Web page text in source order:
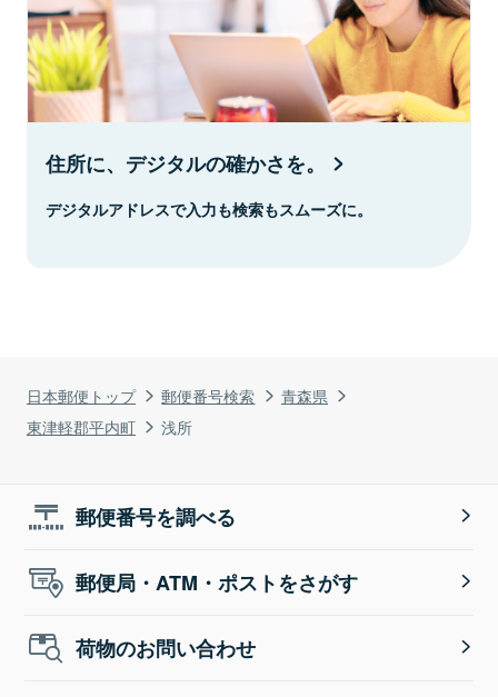
日本郵便トップ 郵便番号検索
青森県
東津軽郡平内町
浅所
住所に、デジタルの確かさを。
デジタルアドレスで入力も検索もスムーズに。
郵便番号を調べる
郵便局・ATM・ポストをさがす
荷物のお問い合わせ